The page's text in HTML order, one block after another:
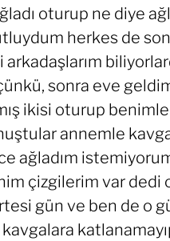
oturup ne diye
herkes de
sonra eve
ikisi oturup
annemle
ağladım
çizgilerim var dedi
gün ve ben de o